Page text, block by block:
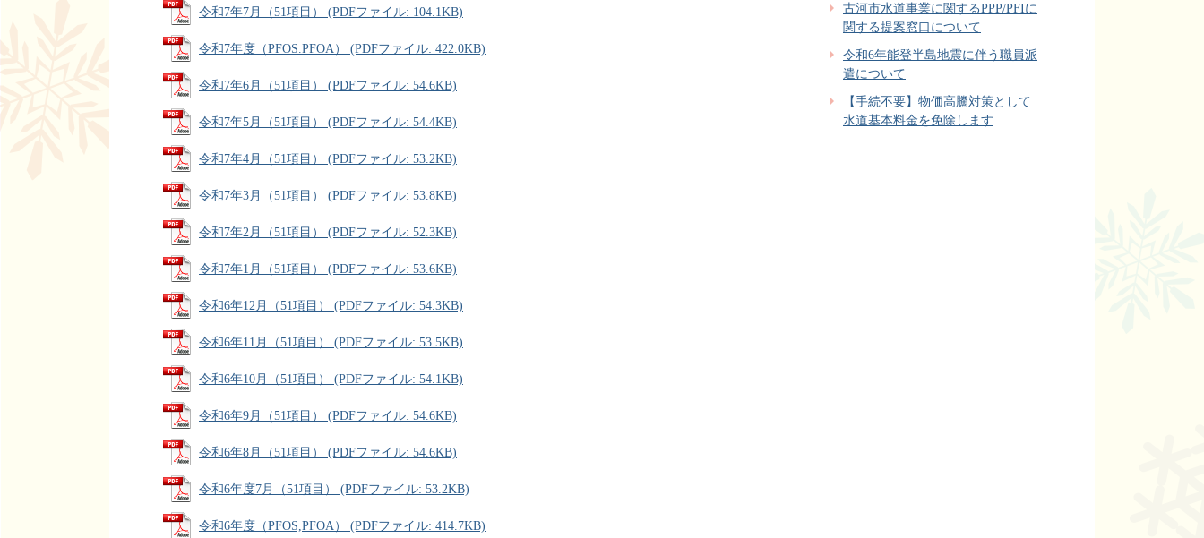
令和7年7月（51項目） (PDFファイル: 104.1KB)
令和7年度（PFOS.PFOA） (PDFファイル: 422.0KB)
令和7年6月（51項目） (PDFファイル: 54.6KB)
令和7年5月（51項目） (PDFファイル: 54.4KB)
令和7年4月（51項目） (PDFファイル: 53.2KB)
令和7年3月（51項目） (PDFファイル: 53.8KB)
令和7年2月（51項目） (PDFファイル: 52.3KB)
令和7年1月（51項目） (PDFファイル: 53.6KB)
令和6年12月（51項目） (PDFファイル: 54.3KB)
令和6年11月（51項目） (PDFファイル: 53.5KB)
令和6年10月（51項目） (PDFファイル: 54.1KB)
令和6年9月（51項目） (PDFファイル: 54.6KB)
令和6年8月（51項目） (PDFファイル: 54.6KB)
令和6年度7月（51項目） (PDFファイル: 53.2KB)
令和6年度（PFOS,PFOA） (PDFファイル: 414.7KB)
古河市水道事業に関するPPP/PFIに
関する提案窓口について
令和6年能登半島地震に伴う職員派
遣について
【手続不要】物価高騰対策として
水道基本料金を免除します